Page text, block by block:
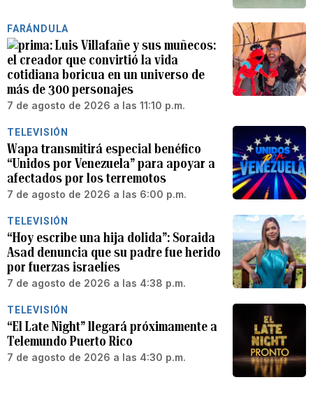
FARÁNDULA
Luis Villafañe y sus muñecos:
el creador que convirtió la vida
cotidiana boricua en un universo de
más de 300 personajes
7 de agosto de 2026 a las 11:10 p.m.
TELEVISIÓN
Wapa transmitirá especial benéfico
“Unidos por Venezuela” para apoyar a
afectados por los terremotos
7 de agosto de 2026 a las 6:00 p.m.
TELEVISIÓN
“Hoy escribe una hija dolida”: Soraida
Asad denuncia que su padre fue herido
por fuerzas israelíes
7 de agosto de 2026 a las 4:38 p.m.
TELEVISIÓN
“El Late Night” llegará próximamente a
Telemundo Puerto Rico
7 de agosto de 2026 a las 4:30 p.m.